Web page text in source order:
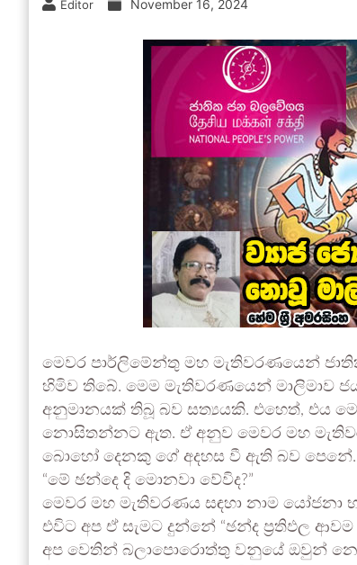
Editor November 16, 2024
මෙවර පාර්ලිමේන්තු මහ මැතිවරණයෙන්
හිමිව තිබේ. මෙම මැතිවරණයෙන් මාලිමාව
අනුමානයක් තිබූ බව සත්‍යයකි. එහෙත්, එය
නොසිතන්නට ඇත. ඒ අනුව මෙවර මහ
බොහෝ දෙනකු ගේ අදහස වී ඇති බව පෙනේ.
“මේ ඡන්දෙ දි මොනවා වේවිද?”
මෙවර මහ මැතිවරණය සඳහා නාම යෝජනා
එවිට අප ඒ සැමට දුන්නේ “ඡන්ද ප්‍රතිඵල
අප වෙතින් බලාපොරොත්තු වනුයේ ඔවුන්